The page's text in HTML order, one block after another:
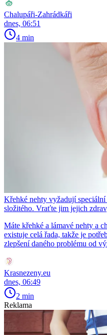
Chalupáři-Zahrádkáři
dnes, 06:51
4 min
Křehké nehty vyžadují
složitého. Vraťte jim jejich
Máte křehké a lámavé nehty a
existuje celá řada, takže je
zlepšení daného problému od
Krasnezeny.eu
dnes, 06:49
2 min
Reklama